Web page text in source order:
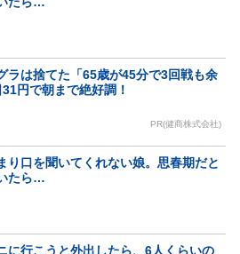
ラは捨てた「65歳が45分で3回戦も余
円で朝まで絶好調！
PR(健商株式会社)
り口を聞いてくれない娘。思春期だと
たら…
に行こうと外出したら、6人くらいの